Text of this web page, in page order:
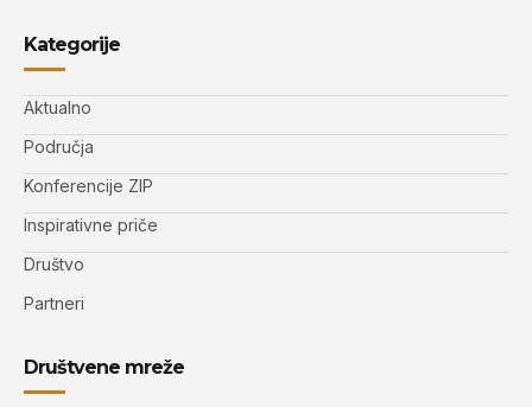
Kategorije
Aktualno
Područja
Konferencije ZIP
Inspirativne priče
Društvo
Partneri
Društvene mreže